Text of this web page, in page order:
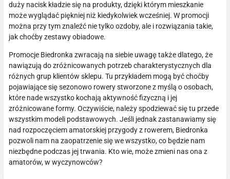
duży nacisk kładzie się na produkty, dzięki którym mieszkanie
może wyglądać piękniej niż kiedykolwiek wcześniej. W promocji
można przy tym znaleźć nie tylko ozdoby, ale i rozwiązania takie,
jak choćby zestawy obiadowe.
Promocje Biedronka zwracają na siebie uwagę także dlatego, że
nawiązują do zróżnicowanych potrzeb charakterystycznych dla
różnych grup klientów sklepu. Tu przykładem mogą być choćby
pojawiające się sezonowo rowery stworzone z myślą o osobach,
które nade wszystko kochają aktywność fizyczną i jej
zróżnicowane formy. Oczywiście, należy spodziewać się tu przede
wszystkim modeli podstawowych. Jeśli jednak zastanawiamy się
nad rozpoczęciem amatorskiej przygody z rowerem, Biedronka
pozwoli nam na zaopatrzenie się we wszystko, co będzie nam
niezbędne podczas jej trwania. Kto wie, może zmieni nas ona z
amatorów, w wyczynowców?